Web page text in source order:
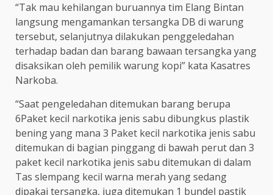
“Tak mau kehilangan buruannya tim Elang Bintan
langsung mengamankan tersangka DB di warung
tersebut, selanjutnya dilakukan penggeledahan
terhadap badan dan barang bawaan tersangka yang
disaksikan oleh pemilik warung kopi” kata Kasatres
Narkoba.
“Saat pengeledahan ditemukan barang berupa
6Paket kecil narkotika jenis sabu dibungkus plastik
bening yang mana 3 Paket kecil narkotika jenis sabu
ditemukan di bagian pinggang di bawah perut dan 3
paket kecil narkotika jenis sabu ditemukan di dalam
Tas slempang kecil warna merah yang sedang
dipakai tersangka, juga ditemukan 1 bundel pastik